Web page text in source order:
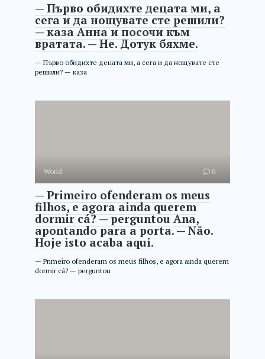
— Първо обидихте децата ми, а
сега и да нощувате сте решили?
— каза Анна и посочи към
вратата. — Не. Дотук бяхме.
— Първо обидихте децата ми, а сега и да нощувате сте
решили? — каза
World 0
— Primeiro ofenderam os meus
filhos, e agora ainda querem
dormir cá? — perguntou Ana,
apontando para a porta. — Não.
Hoje isto acaba aqui.
— Primeiro ofenderam os meus filhos, e agora ainda querem
dormir cá? — perguntou